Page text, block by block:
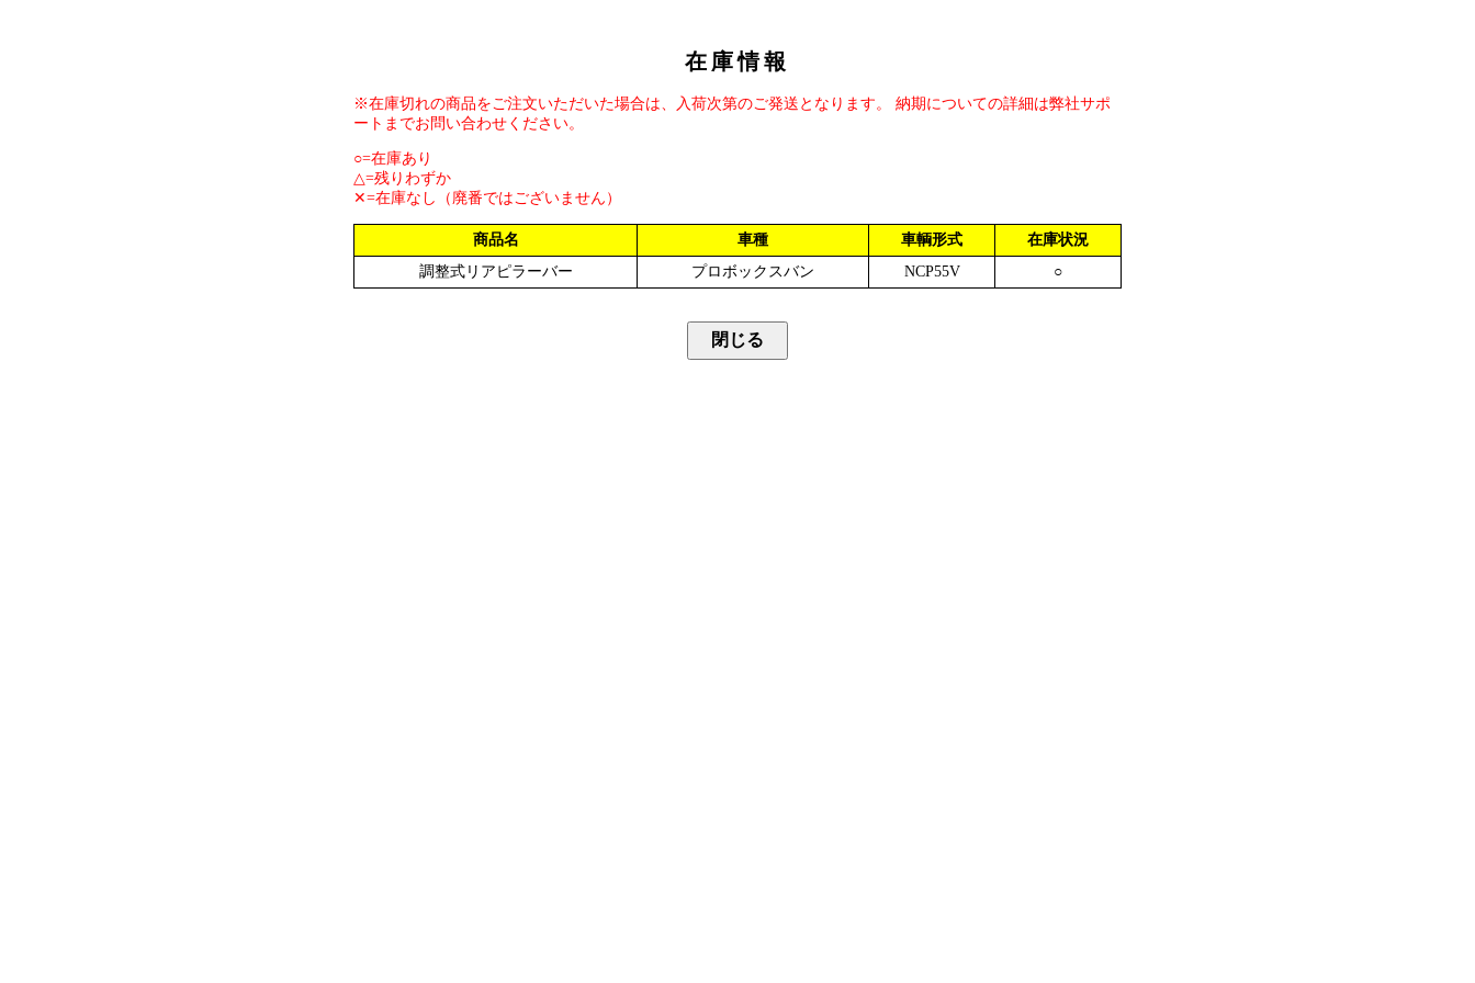
在庫情報
※在庫切れの商品をご注文いただいた場合は、入荷次第のご発送となります。 納期についての詳細は弊社サポ
ートまでお問い合わせください。
○=在庫あり
△=残りわずか
✕=在庫なし（廃番ではございません）
商品名 車種 車輌形式
在庫状況
調整式リアピラーバー
プロボックスバン NCP55V ○